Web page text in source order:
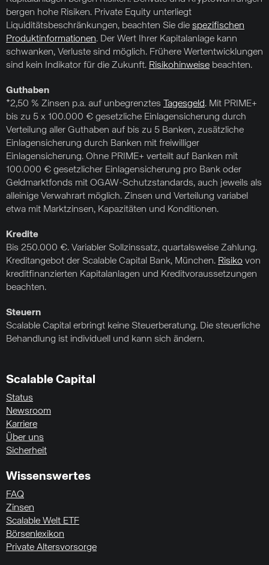
bergen hohe Risiken. Private Equity unterliegt
Liquiditätsbeschränkungen, beachten Sie die spezifischen
Produktinformationen. Der Wert Ihrer Kapitalanlage kann
schwanken, Verluste sind möglich. Frühere Wertentwicklungen
sind kein Indikator für die Zukunft. Risikohinweise beachten.
Guthaben
*2,50 % Zinsen p.a. auf unbegrenztes
Tagesgeld. Mit PRIME+
bis zu 5 x 100.000 € gesetzliche Einlagensicherung durch
Verteilung aller Guthaben auf bis zu 5 Banken, zusätzliche
Einlagensicherung durch Banken mit freiwilliger
Einlagensicherung. Ohne PRIME+ verteilt auf Banken mit
100.000 € gesetzlicher Einlagensicherung pro Bank oder
Geldmarktfonds mit OGAW-Schutzstandards, auch jeweils als
alleinige Verwahrart möglich. Zinsen und Verteilung variabel
etwa mit Marktzinsen, Kapazitäten und Konditionen.
Kredite
Bis 250.000 €. Variabler Sollzinssatz, quartalsweise Zahlung.
Kreditangebot der Scalable Capital Bank, München. Risiko von
kreditfinanzierten Kapitalanlagen und Kreditvoraussetzungen
beachten.
Steuern
Scalable Capital erbringt keine Steuerberatung. Die steuerliche
Behandlung ist individuell und kann sich ändern.
Scalable Capital
Status
Newsroom
Karriere
Über uns
Sicherheit
Wissenswertes
FAQ
Zinsen
Scalable Welt ETF
Börsenlexikon
Private Altersvorsorge